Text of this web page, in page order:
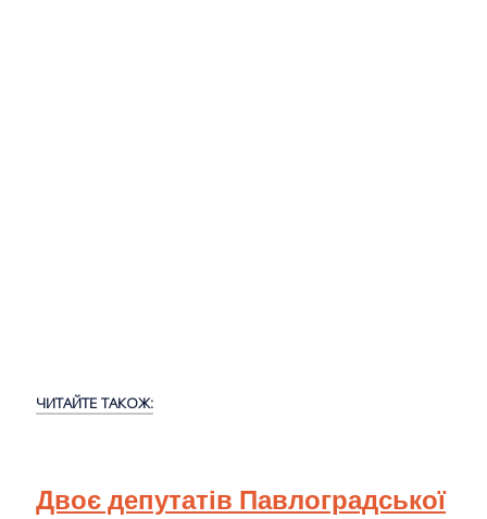
ЧИТАЙТЕ ТАКОЖ:
Двоє депутатів Павлоградської